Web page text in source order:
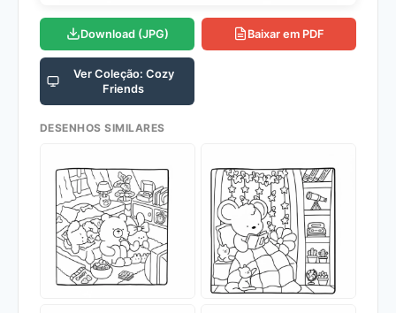
Download (JPG) Baixar em PDF
Ver Coleção: Cozy
Friends
DESENHOS SIMILARES